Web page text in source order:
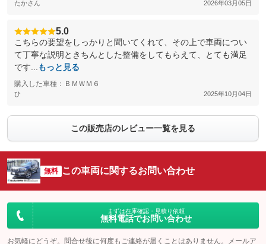
たかさん 2026年03月05日
5.0
こちらの要望をしっかりと聞いてくれて、その上で車両につい
て丁寧な説明ときちんとした整備をしてもらえて、とても満足
です...
もっと見る
購入した車種：ＢＭＷＭ６
ひ 2025年10月04日
この販売店のレビュー一覧を見る
無料 この車両に関するお問い合わせ
まずは在庫確認・見積り依頼
無料電話でお問い合わせ
お気軽にどうぞ。問合せ後に何度もご連絡が届くことはありません。メールア